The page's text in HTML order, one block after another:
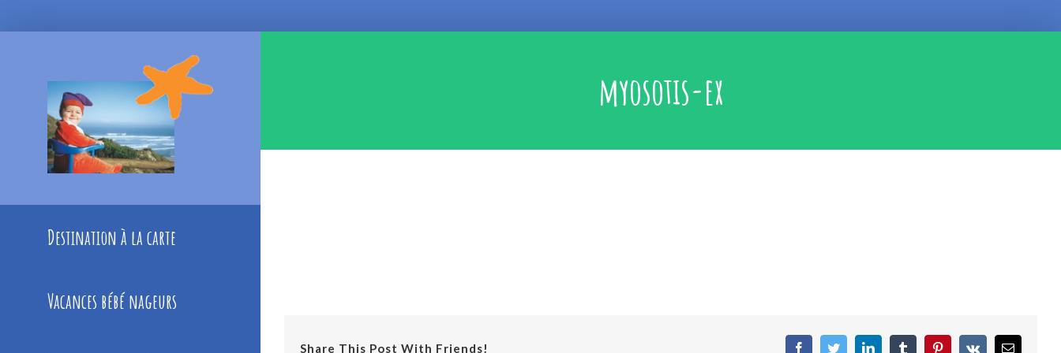
Destination à la carte
Vacances bébé nageurs
myosotis-ex
Share This Post With Friends! facebooktwitter linkedin tumblr pinterestvk Email